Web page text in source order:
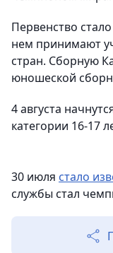
Первенство
нем принимают
стран. Сборную
юношеской
4 августа
категории 16-17
30 июля стало
службы стал